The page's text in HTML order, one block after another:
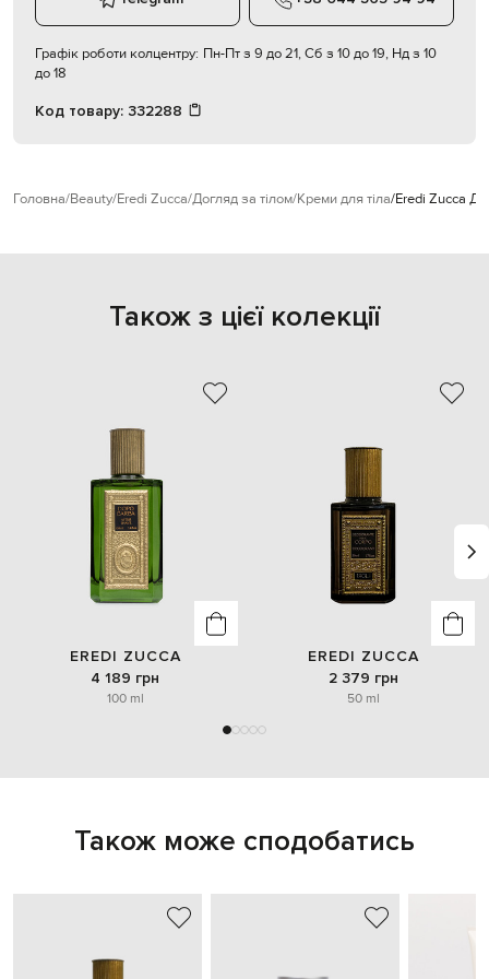
Графік роботи колцентру: Пн-Пт з 9 до 21, Сб з 10 до 19, Нд з 10
до 18
Код товару: 332288
Головна Beauty Eredi Zucca Догляд за тілом Креми для тіла Eredi Zucca
Також з цієї колекції
EREDI ZUCCA
4 189 грн
100 ml
EREDI ZUCCA
2 379 грн
50 ml
Також може сподобатись